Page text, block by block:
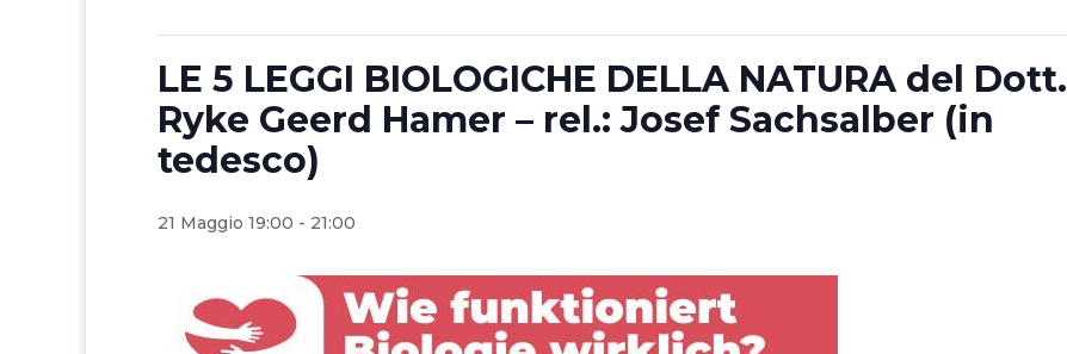
LE 5 LEGGI BIOLOGICHE DELLA NATURA del Dott.
Ryke Geerd Hamer – rel.: Josef Sachsalber (in
tedesco)
21 Maggio 19:00 - 21:00